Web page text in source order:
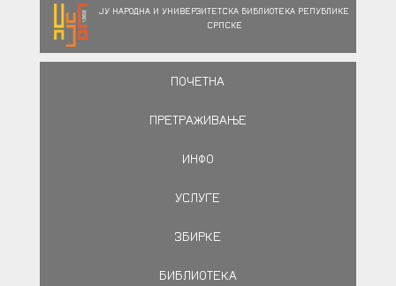
ЈУ НАРОДНА И УНИВЕРЗИТЕТСКА БИБЛИОТЕКА РЕПУБЛИКЕ
СРПСКЕ
ПОЧЕТНА
ПРЕТРАЖИВАЊЕ
ИНФО
УСЛУГЕ
ЗБИРКЕ
БИБЛИОТЕКА